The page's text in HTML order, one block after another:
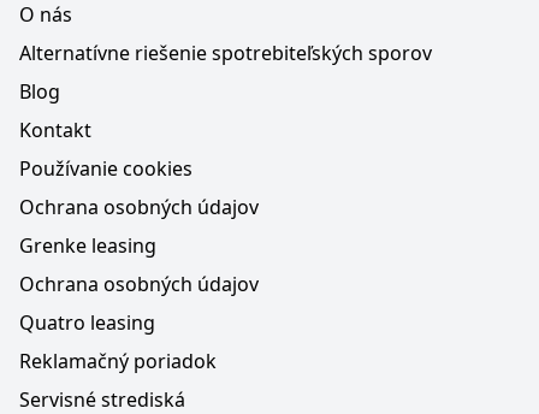
O nás
Alternatívne riešenie spotrebiteľských sporov
Blog
Kontakt
Používanie cookies
Ochrana osobných údajov
Grenke leasing
Ochrana osobných údajov
Quatro leasing
Reklamačný poriadok
Servisné strediská